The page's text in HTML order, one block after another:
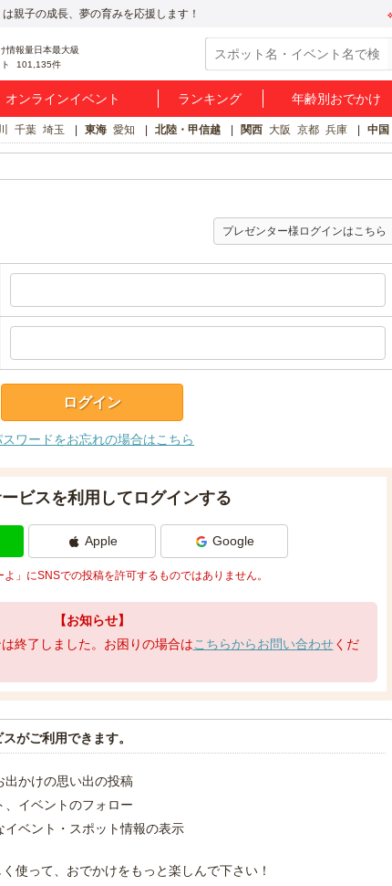
親子の成長、夢の育みを応援します！
101,135件
オンラインイベント ランキング 年齢別おでかけ
千葉 埼玉 東海 愛知 北陸・甲信越 関西 大阪 京都 兵庫 中国
プレゼンター様ログインはこちら
スワードをお忘れの場合はこちら
ビスを利用してログインする
Apple Google
」にSNSでの投稿を許可するものではありません。
【お知らせ】
終了しました。お困りの場合はこちらからお問い合わせくだ
がご利用できます。
出かけの思い出の投稿
イベントのフォロー
ベント・スポット情報の表示
使って、おでかけをもっと楽しんで下さい！